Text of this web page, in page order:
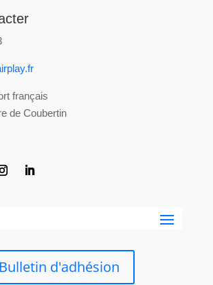
français
de Coubertin
Bulletin d'adhésion